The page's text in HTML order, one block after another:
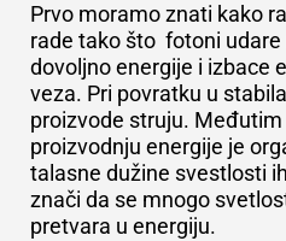
Prvo moramo znati kako
rade tako što fotoni udare
dovoljno energije i izbace
veza. Pri povratku u
proizvode struju.
proizvodnju energije je
talasne dužine svestlosti
znači da se mnogo
pretvara u energiju.